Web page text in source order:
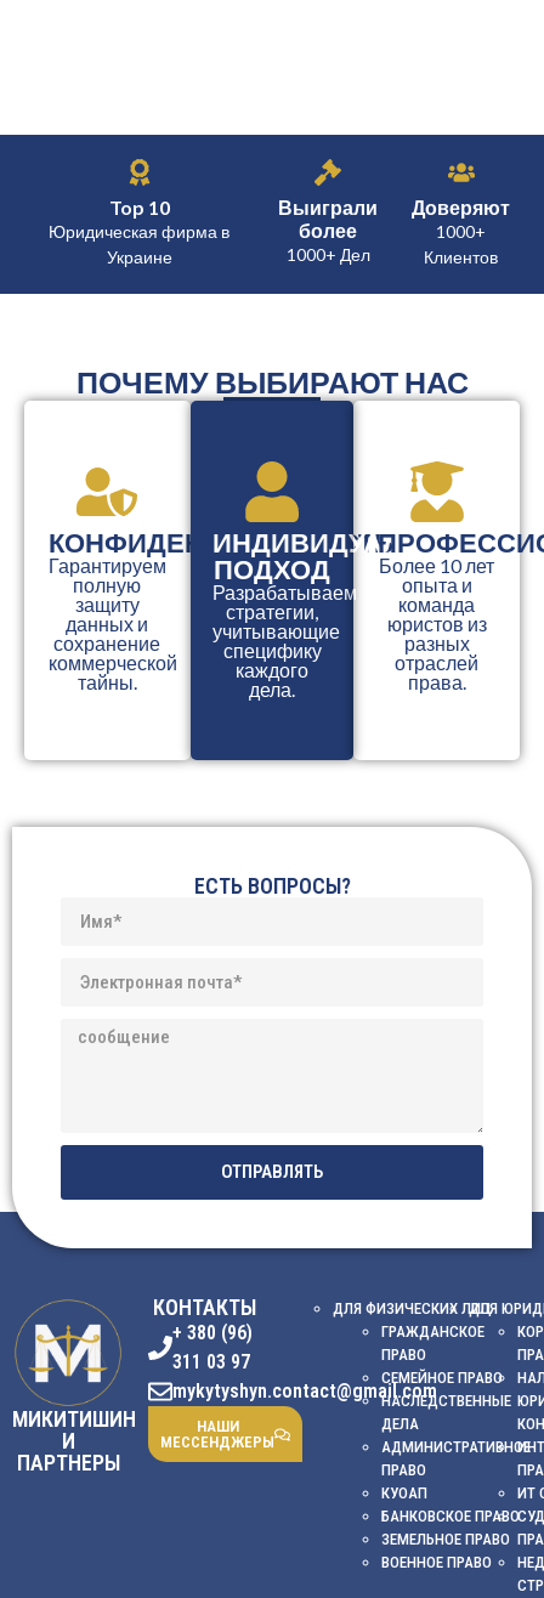
Top 10
Юридическая фирма в
Украине
Выиграли
более
1000+ Дел
Доверяют
1000+
Клиентов
ПОЧЕМУ ВЫБИРАЮТ НАС
КОНФИДЕНЦИАЛЬНОСТЬ
Гарантируем
полную
защиту
данных и
сохранение
коммерческой
тайны.
ИНДИВИДУАЛЬНЫЙ
ПОДХОД
Разрабатываем
стратегии,
учитывающие
специфику
каждого
дела.
Более 10 лет
опыта и
команда
юристов из
разных
отраслей
права.
ЕСТЬ ВОПРОСЫ?
ОТПРАВЛЯТЬ
МИКИТИШИН
И
ПАРТНЕРЫ
КОНТАКТЫ
+ 380 (96)
311 03 97
mykytyshyn.contact@gmail.com
НАШИ
МЕССЕНДЖЕРЫ
ДЛЯ ФИЗИЧЕСКИХ ЛИЦ
ГРАЖДАНСКОЕ
ПРАВО
СЕМЕЙНОЕ ПРАВО
НАСЛЕДСТВЕННЫЕ
ДЕЛА
АДМИНИСТРАТИВНОЕ
ПРАВО
КУОАП
БАНКОВСКОЕ ПРАВО
ЗЕМЕЛЬНОЕ ПРАВО
ВОЕННОЕ ПРАВО
ДЛЯ
ИТ